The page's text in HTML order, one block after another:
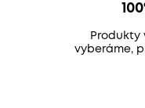
Produkty
vyberáme,